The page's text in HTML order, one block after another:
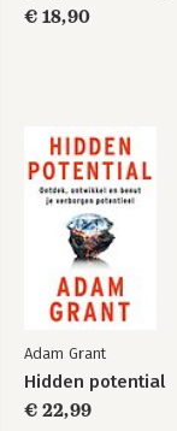
€ 18,90
Adam Grant
Hidden potential
€ 22,99